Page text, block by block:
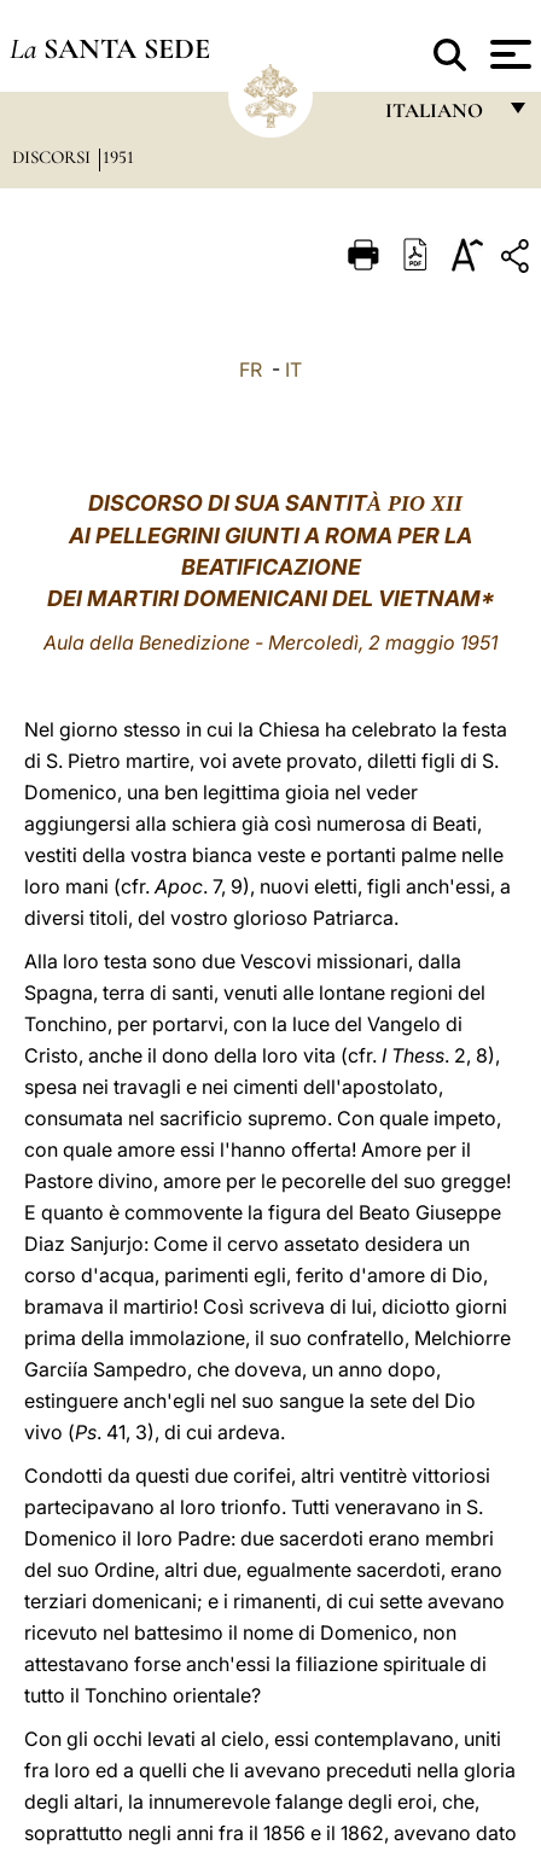
La SANTA SEDE
ITALIANO
ITALIANO
中文
DISCORSI 1951
FR - IT
DISCORSODI SUA SANTITÀ PIO XII
AI PELLEGRINI GIUNTI A ROMA PER LA
BEATIFICAZIONE
DEI MARTIRI DOMENICANI DEL VIETNAM*
Aula della Benedizione - Mercoledì, 2 maggio 1951
Nel giorno stesso in cui la Chiesa ha celebrato la festa
di S. Pietro martire, voi avete provato, diletti figli di S.
Domenico, una ben legittima gioia nel veder
aggiungersi alla schiera già così numerosa di Beati,
vestiti della vostra bianca veste e portanti palme nelle
loro mani (cfr.Apoc. 7, 9), nuovi eletti, figli anch'essi, a
diversi titoli, del vostro glorioso Patriarca.
Alla loro testa sono due Vescovi missionari, dalla
Spagna, terra di santi, venuti alle lontane regioni del
Tonchino, per portarvi, con la luce del Vangelo di
Cristo, anche il dono della loro vita (cfr. I Thess. 2, 8),
spesa nei travagli e nei cimenti dell'apostolato,
consumata nel sacrificio supremo. Con quale impeto,
con quale amore essi l'hanno offerta! Amore per il
Pastore divino, amore per le pecorelle del suo gregge!
E quanto è commovente la figura del Beato Giuseppe
Diaz Sanjurjo: Come il cervo assetato desidera un
corso d'acqua, parimenti egli, ferito d'amore di Dio,
bramava il martirio! Così scriveva di lui, diciotto giorni
prima della immolazione, il suo confratello, Melchiorre
Garciía Sampedro, che doveva, un anno dopo,
estinguere anch'egli nel suo sangue la sete del Dio
vivo (Ps. 41, 3), di cui ardeva.
Condotti da questi due corifei, altri ventitrè vittoriosi
partecipavano al loro trionfo. Tutti veneravano in S.
Domenico il loro Padre: due sacerdoti erano membri
del suo Ordine, altri due, egualmente sacerdoti, erano
terziari domenicani; e i rimanenti, di cui sette avevano
ricevuto nel battesimo il nome di Domenico, non
attestavano forse anch'essi la filiazione spirituale di
tutto il Tonchino orientale?
Con gli occhi levati al cielo, essi contemplavano, uniti
fra loro ed a quelli che li avevano preceduti nella gloria
degli altari, la innumerevole falange degli eroi, che,
soprattutto negli anni fra il 1856 e il 1862, avevano dato